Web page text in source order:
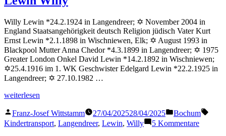
Willy Lewin *24.2.1924 in Langendreer; ✡ November 2004 in
England Staatsangehörigkeit deutsch Religion jüdisch Vater Kurt
Ernst Lewin *2.1.1898 in Wischniewen, Elk; ✡ August 1993 in
Blackpool Mutter Anna Chedor *4.3.1899 in Langendreer; ✡ 1975
Greater London Onkel David Lewin *14.2.1892 in Wischniewen;
✡25.4.1916 im 1. WK Geschwister Edelgard Lewin *22.2.1925 in
Langendreer; ✡ 27.10.1982 …
„Lewin
weiterlesen
Veröffentlicht
von
Franz-Josef Wittstamm 27/04/202528/04/2025
Veröffentlicht
in
Bochum
Kindertransport, Langendreer, Lewin, Willy 5 Kommentarezu